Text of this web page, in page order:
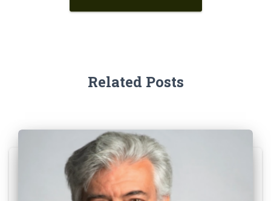
Related Posts